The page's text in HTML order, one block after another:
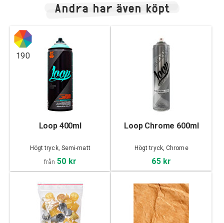
Andra har även köpt
190
Loop 400ml
Högt tryck, Semi-matt
från 50 kr
Loop Chrome 600ml
Högt tryck, Chrome
65 kr